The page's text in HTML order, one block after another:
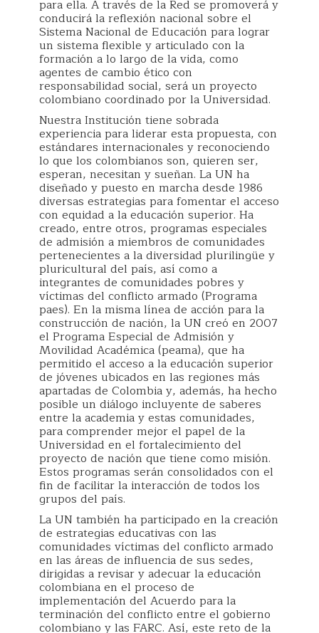
para ella. A través de la Red se promoverá y
conducirá la reflexión nacional sobre el
Sistema Nacional de Educación para lograr
un sistema flexible y articulado con la
formación a lo largo de la vida, como
agentes de cambio ético con
responsabilidad social, será un proyecto
colombiano coordinado por la Universidad.
Nuestra Institución tiene sobrada
experiencia para liderar esta propuesta, con
estándares internacionales y reconociendo
lo que los colombianos son, quieren ser,
esperan, necesitan y sueñan. La UN ha
diseñado y puesto en marcha desde 1986
diversas estrategias para fomentar el acceso
con equidad a la educación superior. Ha
creado, entre otros, programas especiales
de admisión a miembros de comunidades
pertenecientes a la diversidad plurilingüe y
pluricultural del país, así como a
integrantes de comunidades pobres y
víctimas del conflicto armado (Programa
paes). En la misma línea de acción para la
construcción de nación, la UN creó en 2007
el Programa Especial de Admisión y
Movilidad Académica (peama), que ha
permitido el acceso a la educación superior
de jóvenes ubicados en las regiones más
apartadas de Colombia y, además, ha hecho
posible un diálogo incluyente de saberes
entre la academia y estas comunidades,
para comprender mejor el papel de la
Universidad en el fortalecimiento del
proyecto de nación que tiene como misión.
Estos programas serán consolidados con el
fin de facilitar la interacción de todos los
grupos del país.
La UN también ha participado en la creación
de estrategias educativas con las
comunidades víctimas del conflicto armado
en las áreas de influencia de sus sedes,
dirigidas a revisar y adecuar la educación
colombiana en el proceso de
implementación del Acuerdo para la
terminación del conflicto entre el gobierno
colombiano y las FARC. Así, este reto de la